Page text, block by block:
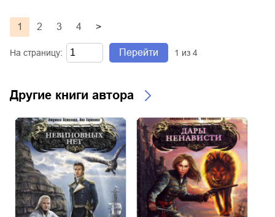
1 2 3 4 >
На страницу: Перейти 1 из 4
Другие книги автора